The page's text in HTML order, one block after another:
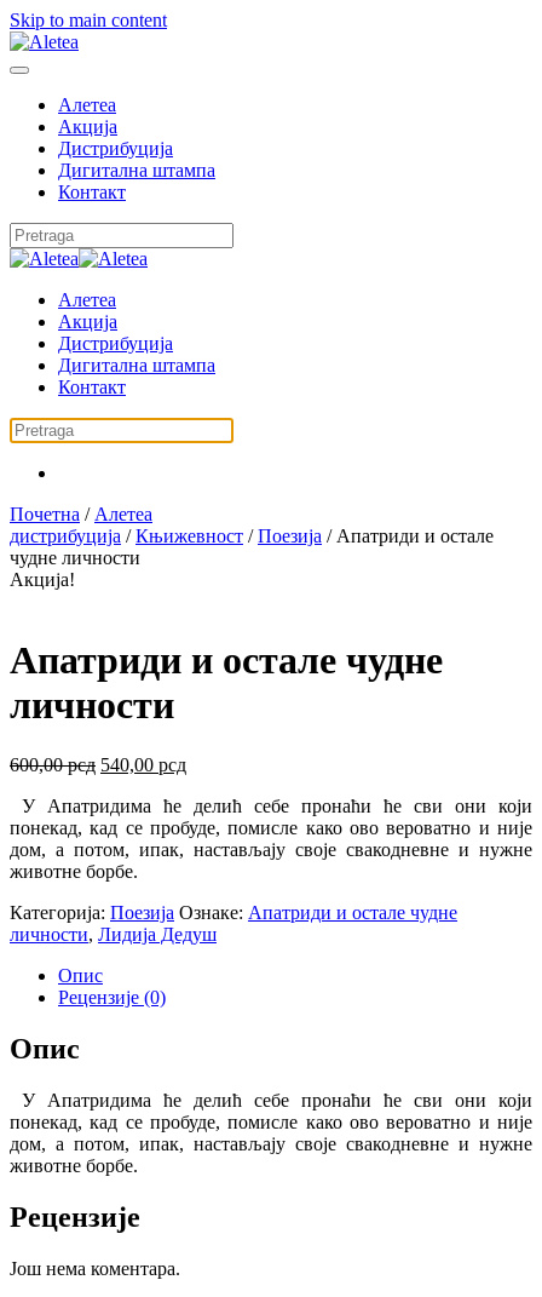
Skip to main content
Алетеа
Акција
Дистрибуција
Дигитална штампа
Контакт
Алетеа
Акција
Дистрибуција
Дигитална штампа
Контакт
Почетна / Алетеа
дистрибуција /Књижевност /Поезија / Апатриди и остале
чудне личности
Акција!
Апатриди и остале чудне
личности
600,00рсд Оригинална
је
била:
600,00 рсд.
540,00 рсдТренутна
је:
540,00 рсд.
У Апатридима ће делић себе пронаћи ће сви они који
понекад, кад се пробуде, помисле како ово вероватно и није
дом, а потом, ипак, настављају своје свакодневне и нужне
животне борбе.
Категорија: Поезија Ознаке: Апатриди и остале чудне
личности, Лидија Дедуш
Опис
Рецензије (0)
Опис
У Апатридима ће делић себе пронаћи ће сви они који
понекад, кад се пробуде, помисле како ово вероватно и није
дом, а потом, ипак, настављају своје свакодневне и нужне
животне борбе.
Рецензије
Још нема коментара.